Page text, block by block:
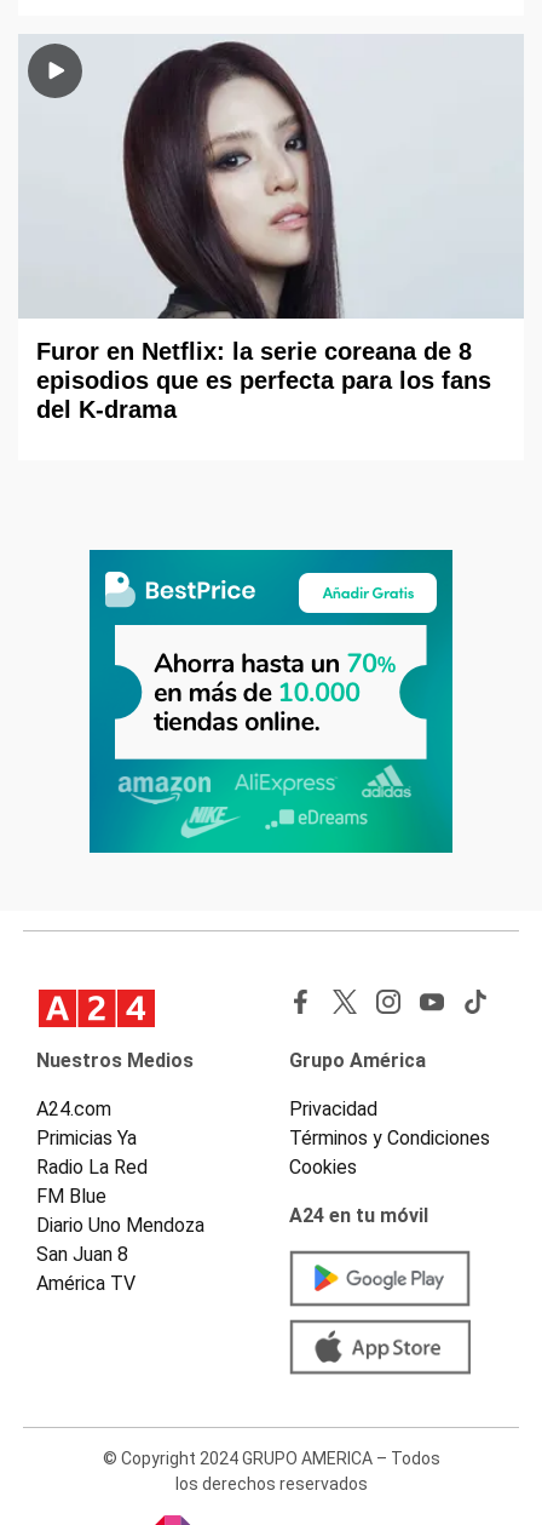
Furor en Netflix: la serie coreana de 8
episodios que es perfecta para los fans
del K-drama
Nuestros Medios
A24.com
Primicias Ya
Radio La Red
FM Blue
Diario Uno Mendoza
San Juan 8
América TV
Grupo América
Privacidad
Términos y Condiciones
Cookies
A24 en tu móvil
© Copyright 2024 GRUPO AMERICA – Todos
los derechos reservados